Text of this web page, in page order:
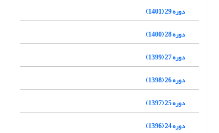
دوره 29 (1401)
دوره 28 (1400)
دوره 27 (1399)
دوره 26 (1398)
دوره 25 (1397)
دوره 24 (1396)